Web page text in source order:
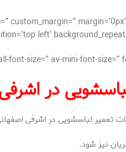
custom_margin=”
left’
در
تعمیر لباسشویی در اشرفی
نیز شود.